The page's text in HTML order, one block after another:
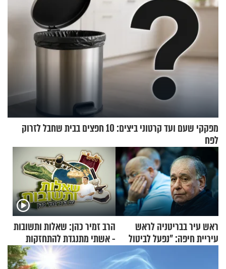
מפקקי שעם ועד קרטוני ביצים: 10 חפצים בבית שחבל לזרוק
לפח
ראש עיר בבריטניה לראש
עיריית חיפה: ״נפעל לביטול
ברית הערים התאומות״
הרב זמיר כהן: שאלות ותשובות
- אשתי מתנגדת להתחזקות